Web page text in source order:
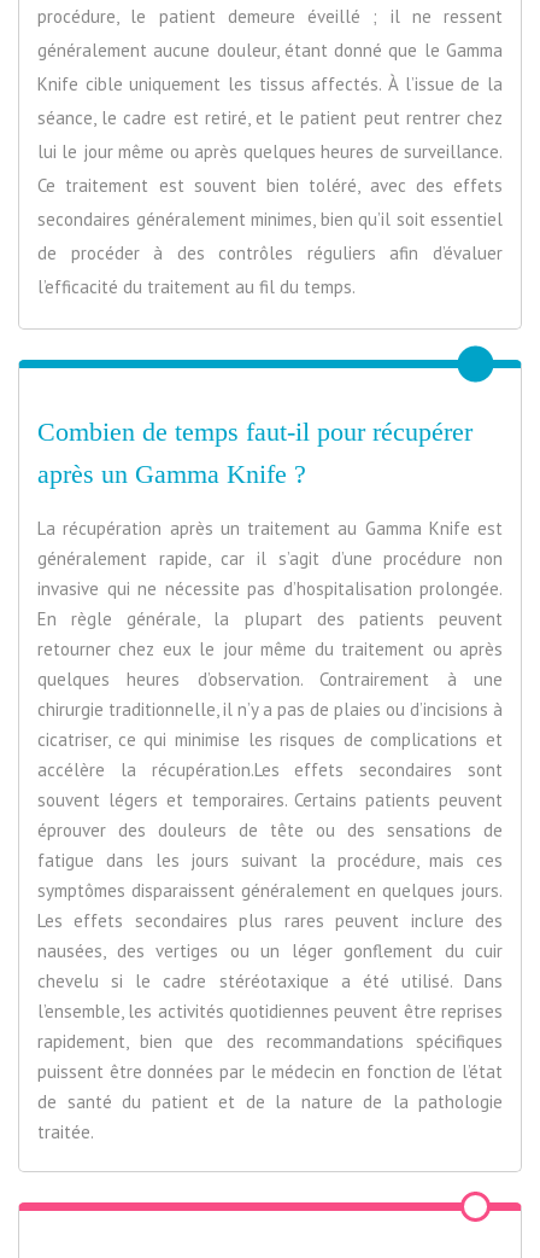
procédure, le patient demeure éveillé ; il ne ressent
généralement aucune douleur, étant donné que le Gamma
Knife cible uniquement les tissus affectés. À l’issue de la
séance, le cadre est retiré, et le patient peut rentrer chez
lui le jour même ou après quelques heures de surveillance.
Ce traitement est souvent bien toléré, avec des effets
secondaires généralement minimes, bien qu’il soit essentiel
de procéder à des contrôles réguliers afin d’évaluer
l’efficacité du traitement au fil du temps.
Combien de temps faut-il pour récupérer
après un Gamma Knife ?
La récupération après un traitement au Gamma Knife est
généralement rapide, car il s’agit d’une procédure non
invasive qui ne nécessite pas d’hospitalisation prolongée.
En règle générale, la plupart des patients peuvent
retourner chez eux le jour même du traitement ou après
quelques heures d’observation. Contrairement à une
chirurgie traditionnelle, il n’y a pas de plaies ou d’incisions à
cicatriser, ce qui minimise les risques de complications et
accélère la récupération.Les effets secondaires sont
souvent légers et temporaires. Certains patients peuvent
éprouver des douleurs de tête ou des sensations de
fatigue dans les jours suivant la procédure, mais ces
symptômes disparaissent généralement en quelques jours.
Les effets secondaires plus rares peuvent inclure des
nausées, des vertiges ou un léger gonflement du cuir
chevelu si le cadre stéréotaxique a été utilisé. Dans
l’ensemble, les activités quotidiennes peuvent être reprises
rapidement, bien que des recommandations spécifiques
puissent être données par le médecin en fonction de l’état
de santé du patient et de la nature de la pathologie
traitée.